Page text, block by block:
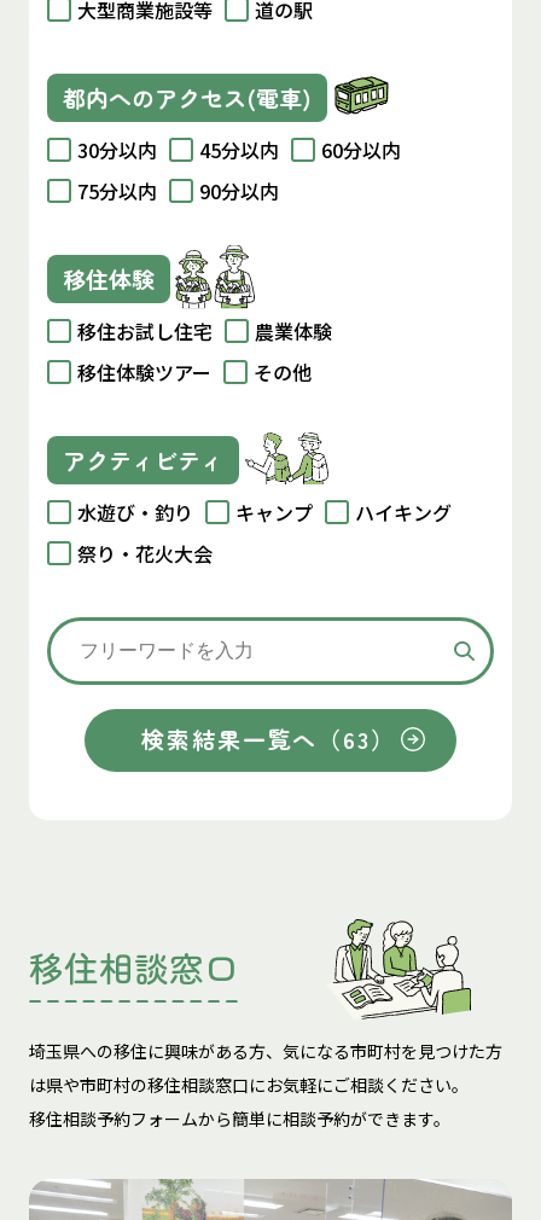
大型商業施設等
道の駅
都内へのアクセス(電車)
30分以内 45分以内
60分以内
75分以内
90分以内
移住体験
移住お試し住宅
農業体験
移住体験ツアー
その他
アクティビティ
水遊び・釣り キャンプ
ハイキング
祭り・花火大会
移住相談窓口
埼玉県への移住に興味がある方、気になる市町村を見つけた方
は県や市町村の移住相談窓口にお気軽にご相談ください。
移住相談予約フォームから簡単に相談予約ができます。